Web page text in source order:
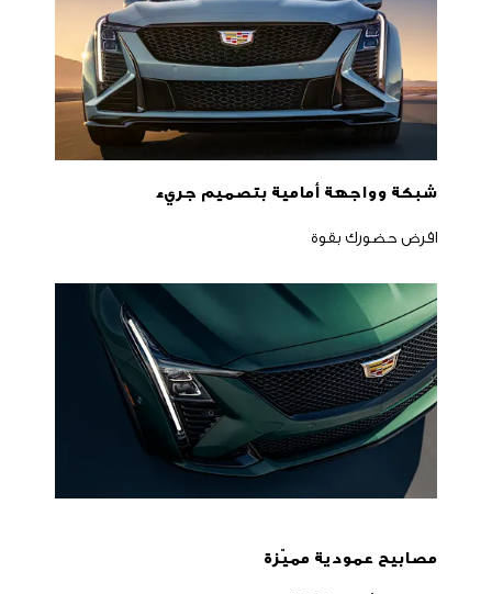
شبكة وواجهة أمامية بتصميم جريء
افرض حضورك بقوة
مصابيح عمودية مميّزة